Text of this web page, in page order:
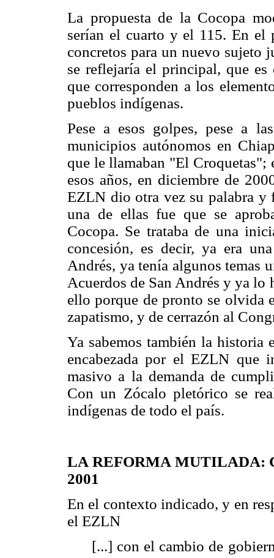
La propuesta de la Cocopa
serían el cuarto y el 115. En el
concretos para un nuevo
se reflejaría el principal, que
que corresponden a los
pueblos indígenas.
Pese a esos golpes, pese a
municipios autónomos en
que le llamaban "El Croquetas";
esos años, en diciembre de
EZLN dio otra vez su palabra y
una de ellas fue que se
Cocopa. Se trataba de una
concesión, es decir, ya era
Andrés, ya tenía algunos temas
Acuerdos de San Andrés y ya lo
ello porque de pronto se olvida
zapatismo, y de cerrazón al
Ya sabemos también la
encabezada por el EZLN que
masivo a la demanda de
Con un Zócalo pletórico se
indígenas de todo el país.
LA REFORMA MUTILADA:
2001
En el contexto indicado, y en
el EZLN
[...] con el cambio de